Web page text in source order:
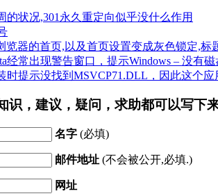
的状况,301永久重定向似乎没什么作用
览器的首页,以及首页设置变成灰色锁定,标
经常出现警告窗口，提示Windows – 没有
时提示没找到MSVCP71.DLL，因此这个
识，建议，疑问，求助都可以写下
名字 (必填)
邮件地址 (不会被公开,必填.)
网址